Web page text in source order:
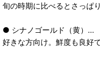
旬の時期に比べるとさっぱ
● シナノゴールド（黄）…
好きな方向け。鮮度も良好で